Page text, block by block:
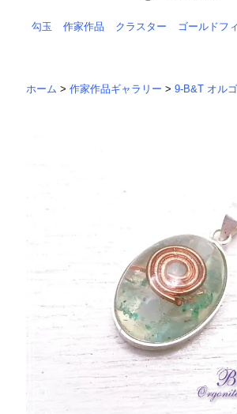
勾玉 作家作品 クラスター ゴールドフ
ホーム >作家作品ギャラリー >9-B&T オル